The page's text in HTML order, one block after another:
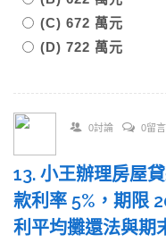
(C) 672 萬元
(D) 722 萬元
0討論 0留言
13. 小王辦理房屋
款利率 5%，期限
利平均攤還法與期